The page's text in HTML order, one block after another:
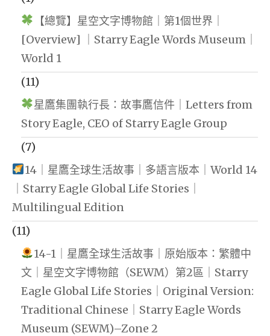
【總覽】星空文字博物館｜第1個世界｜
[Overview] ｜Starry Eagle Words Museum｜
World 1
(11)
星鷹集團執行長：故事鷹信件｜Letters from
Story Eagle, CEO of Starry Eagle Group
(7)
14｜星鷹全球生活故事｜多語言版本｜World 14
｜Starry Eagle Global Life Stories｜
Multilingual Edition
(11)
14-1｜星鷹全球生活故事｜原始版本：繁體中
文｜星空文字博物館（SEWM）第2區｜Starry
Eagle Global Life Stories｜Original Version:
Traditional Chinese｜Starry Eagle Words
Museum (SEWM)–Zone 2